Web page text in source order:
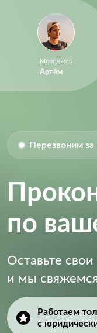
Resolution (Bits):
RoHS:
Sample Rate:
Менеджер
Артём
Перезвоним за
по
Оставьте
и мы
Работаем
с